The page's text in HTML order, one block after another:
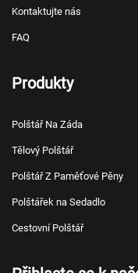
Kontaktujte nás
FAQ
Produkty
Polštář Na Záda
Tělový Polštář
Polštář Z Paměťové Pěny
Polštářek na Sedadlo
Cestovní Polštář